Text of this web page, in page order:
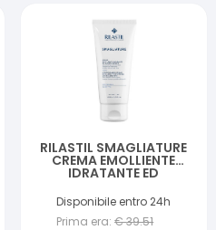
RILASTIL SMAGLIATURE
CREMA EMOLLIENTE
IDRATANTE ED
Disponibile entro 24h
Prima era: €39.51